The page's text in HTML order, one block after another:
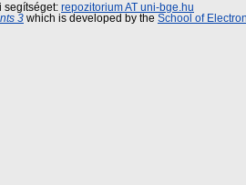
segítséget: repozitorium AT uni-bge.hu
3 which is developed by the School of